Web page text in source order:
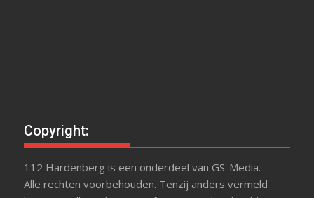
Copyright:
112 Hardenberg is een onderdeel van GS-Media.
Alle rechten voorbehouden. Tenzij anders vermeld